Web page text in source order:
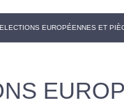
ELECTIONS EUROPÉENNES ET